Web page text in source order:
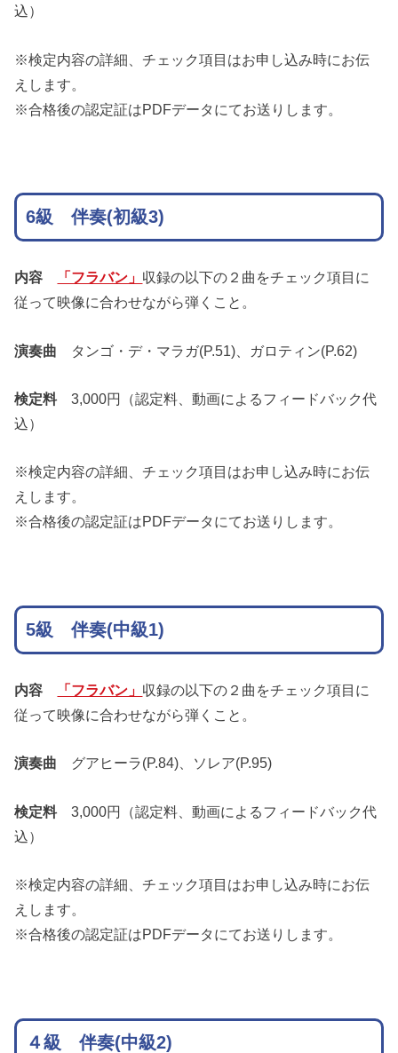
込）
※検定内容の詳細、チェック項目はお申し込み時にお伝
えします。
※合格後の認定証はPDFデータにてお送りします。
6級 伴奏(初級3)
内容 「フラバン」 収録の以下の２曲をチェック項目に
従って映像に合わせながら弾くこと。
演奏曲 タンゴ・デ・マラガ(P.51)、ガロティン(P.62)
検定料3,000円（認定料、動画によるフィードバック代
込）
※検定内容の詳細、チェック項目はお申し込み時にお伝
えします。
※合格後の認定証はPDFデータにてお送りします。
5級 伴奏(中級1)
内容 「フラバン」 収録の以下の２曲をチェック項目に
従って映像に合わせながら弾くこと。
演奏曲 グアヒーラ(P.84)、ソレア(P.95)
検定料3,000円（認定料、動画によるフィードバック代
込）
※検定内容の詳細、チェック項目はお申し込み時にお伝
えします。
※合格後の認定証はPDFデータにてお送りします。
４級 伴奏(中級2)